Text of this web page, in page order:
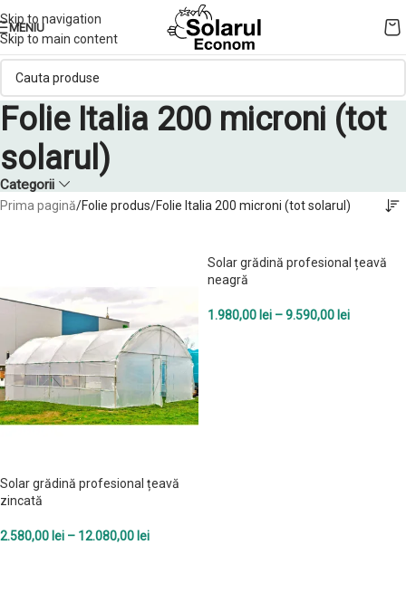
Skip to navigation
Skip to main content
MENIU
Folie Italia 200 microni (tot
solarul)
Categorii
Prima pagină Folie produs Folie Italia 200 microni (tot solarul)
Solar grădină profesional țeavă
zincată
2.580,00 lei – 12.080,00 lei
Solar grădină profesional țeavă
neagră
1.980,00 lei –9.590,00 lei